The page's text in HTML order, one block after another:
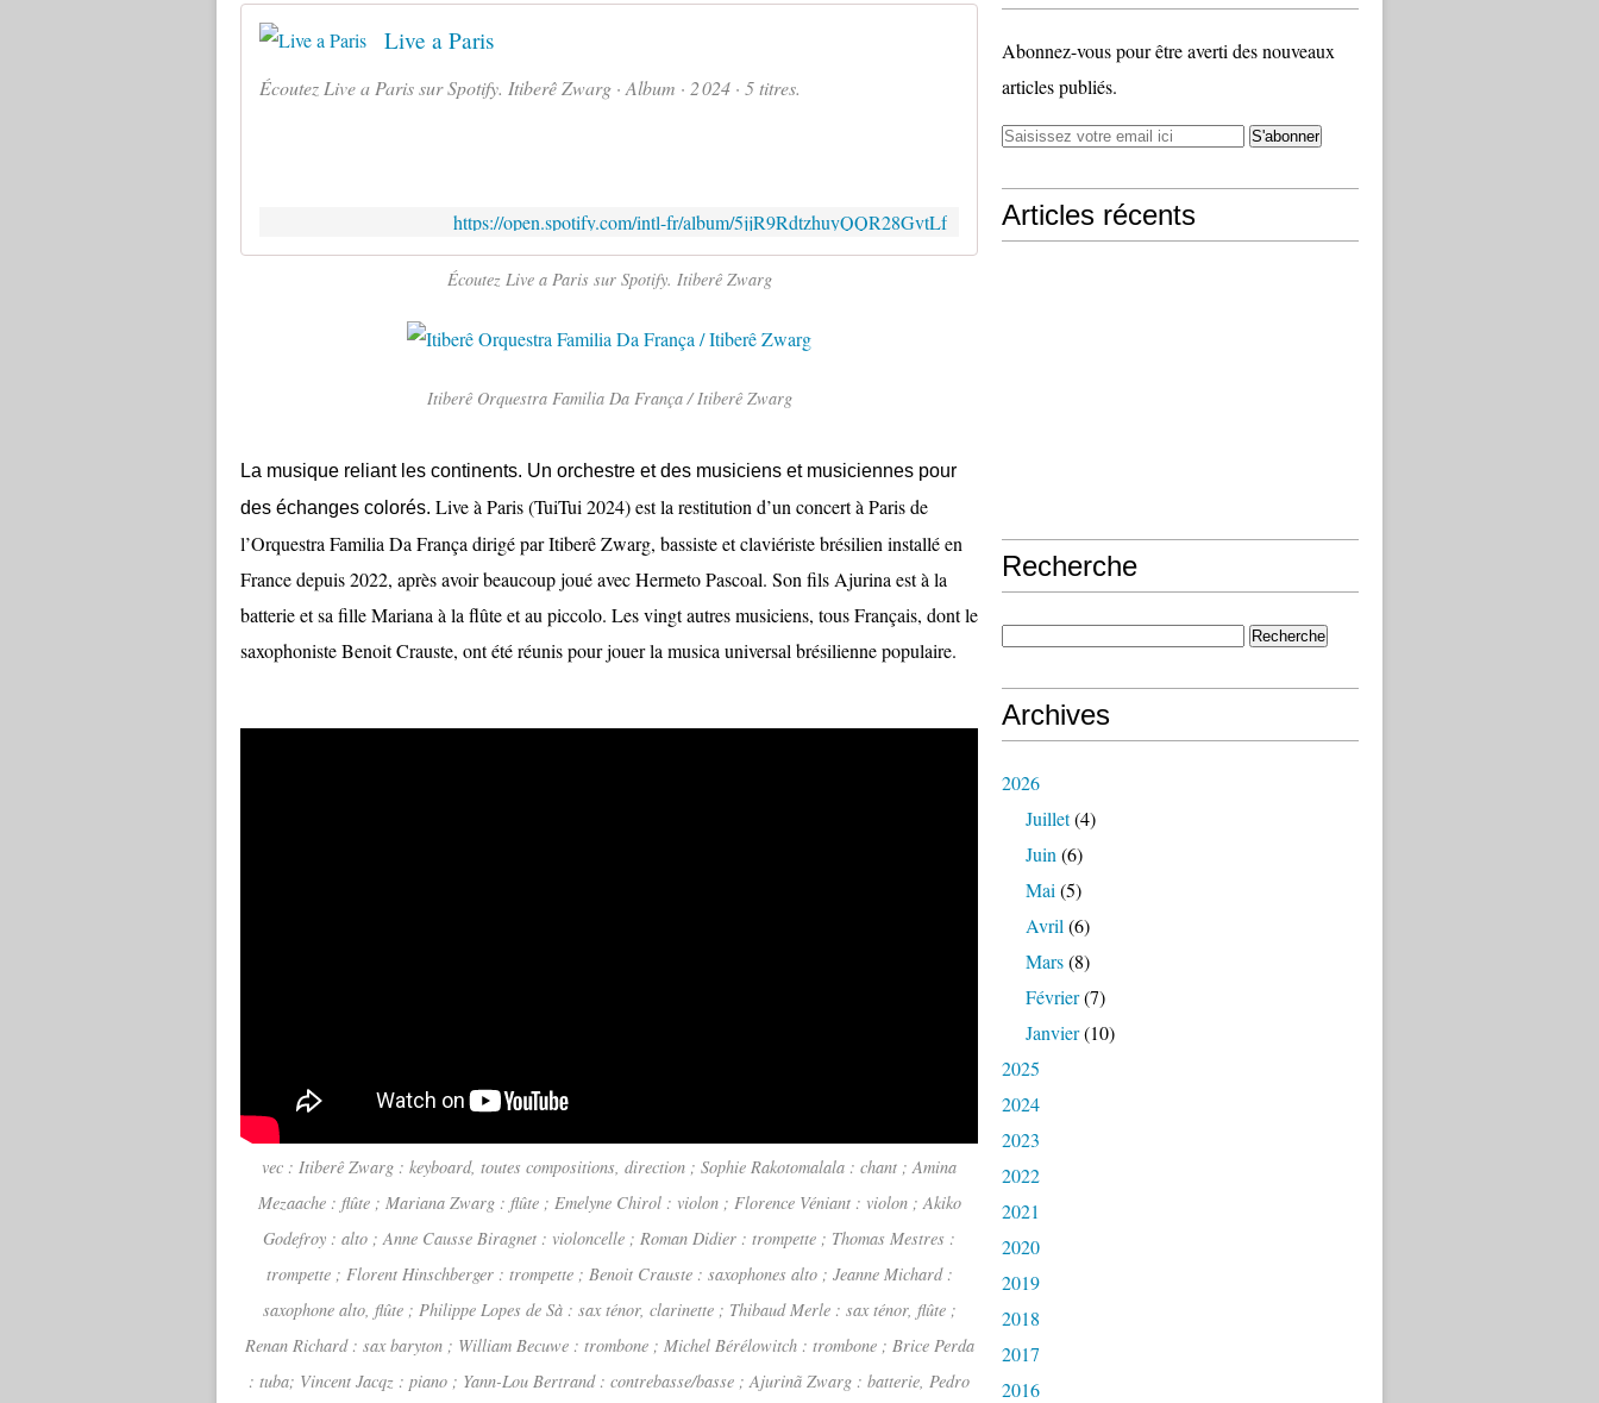
Live a Paris
Écoutez Live a Paris sur Spotify. Itiberê Zwarg · Album · 2 024 · 5 titres.
https://open.spotify.com/intl-fr/album/5jjR9RdtzhuyQQR28GvtLf
Écoutez Live a Paris sur Spotify. Itiberê Zwarg
Itiberê Orquestra Familia Da França / Itiberê Zwarg
La musique reliant les continents. Un orchestre et des musiciens et musiciennes pour
des échanges colorés. Live à Paris(TuiTui 2024) est la restitution d’un concert à Paris de
l’Orquestra Familia Da França dirigé par Itiberê Zwarg, bassiste et claviériste brésilien installé en
France depuis 2022, après avoir beaucoup joué avec Hermeto Pascoal. Son fils Ajurina est à la
batterie et sa fille Mariana à la flûte et au piccolo. Les vingt autres musiciens, tous Français, dont le
saxophoniste Benoit Crauste, ont été réunis pour jouer la musica universal brésilienne populaire.
vec : Itiberê Zwarg : keyboard, toutes compositions, direction ; Sophie Rakotomalala : chant ; Amina
Mezaache : flûte ; Mariana Zwarg : flûte ; Emelyne Chirol : violon ; Florence Véniant : violon ; Akiko
Godefroy : alto ; Anne Causse Biragnet : violoncelle ; Roman Didier : trompette ; Thomas Mestres :
trompette ; Florent Hinschberger : trompette ; Benoit Crauste : saxophones alto ; Jeanne Michard :
saxophone alto, flûte ; Philippe Lopes de Sà : sax ténor, clarinette ; Thibaud Merle : sax ténor, flûte ;
Renan Richard : sax baryton ; William Becuwe : trombone ; Michel Bérélowitch : trombone ; Brice Perda
: tuba; Vincent Jacqz : piano ; Yann-Lou Bertrand : contrebasse/basse ; Ajurinã Zwarg : batterie, Pedro
Abonnez-vous pour être averti des nouveaux
articles publiés.
Articles récents
Recherche
Archives
2026
Juillet(4)
Juin (6)
Mai (5)
Avril (6)
Mars(8)
Février(7)
Janvier(10)
2025
2024
2023
2022
2021
2020
2019
2018
2017
2016